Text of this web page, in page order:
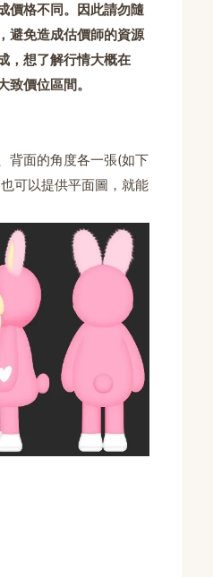
價格不同。因此請勿隨
避免造成估價師的資源
， 想了解行情大概在
致價位區間。
背面的角度各一張(如下
可以提供平面圖，就能